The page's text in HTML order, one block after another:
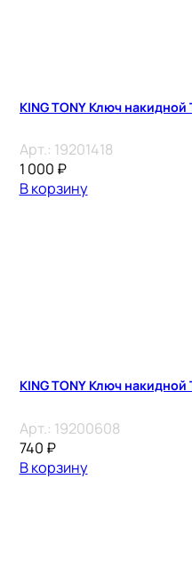
KING TONY Ключ накидной
Арт.: 19201418
1 000 ₽
В корзину
KING TONY Ключ накидной
Арт.: 19200608
740 ₽
В корзину